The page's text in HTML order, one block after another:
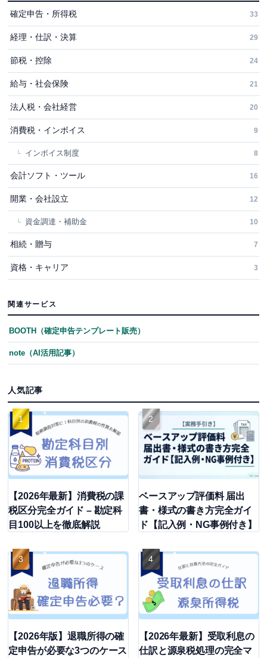
確定申告・所得税 33
経理・仕訳・決算 29
節税・控除 24
給与・社会保険 21
法人税・会社経営 20
消費税・インボイス 9
インボイス制度 8
会計ソフト・ツール 16
開業・会社設立 12
資金調達・補助金 10
相続・贈与 7
資格・キャリア 3
関連サービス
BOOTH（確定申告テンプレート販売）
note（AI活用記事）
人気記事
【2026年最新】消費税の課
税区分完全ガイド – 勘定科
目100以上を徹底解説
ベースアップ評価料 届出
書・様式の書き方完全ガイ
ド【記入例・NG事例付き】
【2026年版】退職所得の確
定申告が必要な3つのケース
【2026年最新】受取利息の
仕訳と源泉税処理の完全マ